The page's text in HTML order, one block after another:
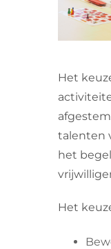
Het
talenten
het
Het